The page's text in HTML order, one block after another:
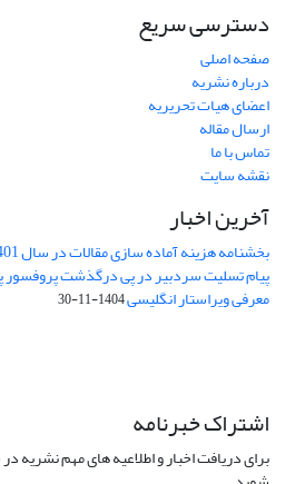
دسترسی سریع
صفحه اصلی
درباره نشریه
اعضای هیات تحریریه
ارسال مقاله
تماس با ما
نقشه سایت
آخرین اخبار
بخشنامه هزینه آماده سازی مقالات در سال 1401
پیام تسلیت سردبیر در پی درگذشت پروفسور
معرفی ویراستار انگلیسی1404-11-30
اشتراک خبرنامه
برای دریافت اخبار و اطلاعیه های مهم نشریه